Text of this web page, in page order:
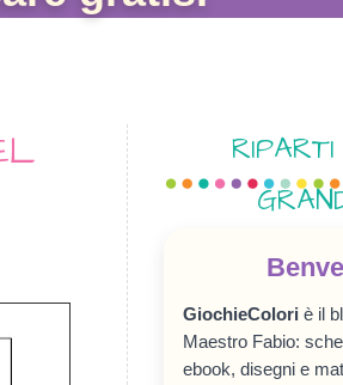
GiochieColori è il
Maestro Fabio:
ebook, disegni e